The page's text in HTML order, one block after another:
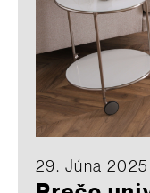
29. Júna 2025